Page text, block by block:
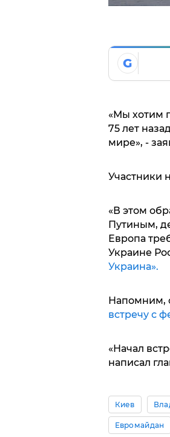
G
«Мы хотим
75 лет
мире», -
Участники
«В этом
Путиным,
Европа
Украине
Украина».
Напомним,
встречу с
«Начал
написал
Киев
Евромайдан